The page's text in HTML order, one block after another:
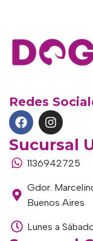
Redes
Sucursal
1136942725
Gdor.
Buenos Aires
Lunes a